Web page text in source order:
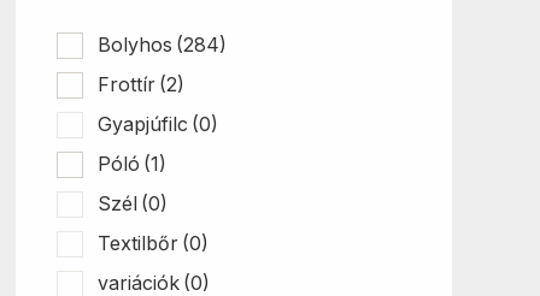
Bolyhos (284)
Frottír (2)
Gyapjúfilc (0)
Póló (1)
Szél (0)
Textilbőr (0)
variációk (0)